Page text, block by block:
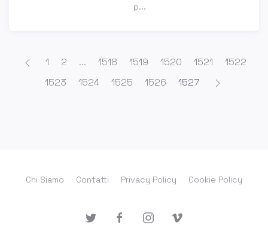
p...
1 2 ... 1518 1519 1520 1521
1522
1523
1524 1525 1526 1527
Chi Siamo Contatti Privacy Policy Cookie Policy